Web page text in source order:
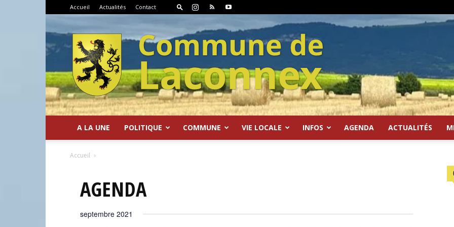
Accueil Actualités Contact
A LA UNE POLITIQUE COMMUNE VIE LOCALE INFOS AGENDA ACTUALITÉS
Accueil
AGENDA
septembre 2021